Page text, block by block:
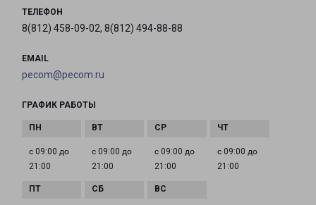
ТЕЛЕФОН
8(812) 458-09-02, 8(812) 494-88-88
EMAIL
pecom@pecom.ru
ГРАФИК РАБОТЫ
с 09:00 до
21:00
с 09:00 до
21:00
с 09:00 до
21:00
с 09:00 до
21:00